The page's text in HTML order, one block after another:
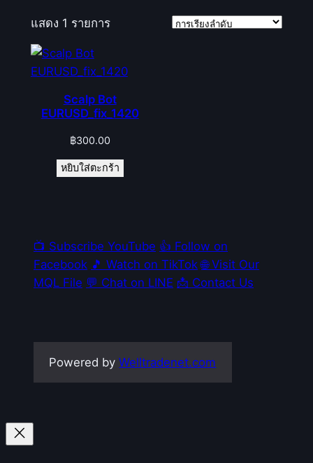
แสดง 1 รายการ
Scalp Bot
EURUSD_fix_1420
฿300.00
หยิบใส่ตะกร้า
📺 Subscribe YouTube 👍 Follow on
Facebook 🎵 Watch on TikTok 🌐 Visit Our
MQL File 💬 Chat on LINE 📩 Contact Us
Powered byWelltradenet.com